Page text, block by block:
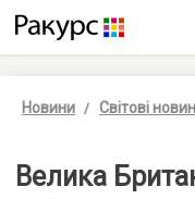
Новини Світові
Велика